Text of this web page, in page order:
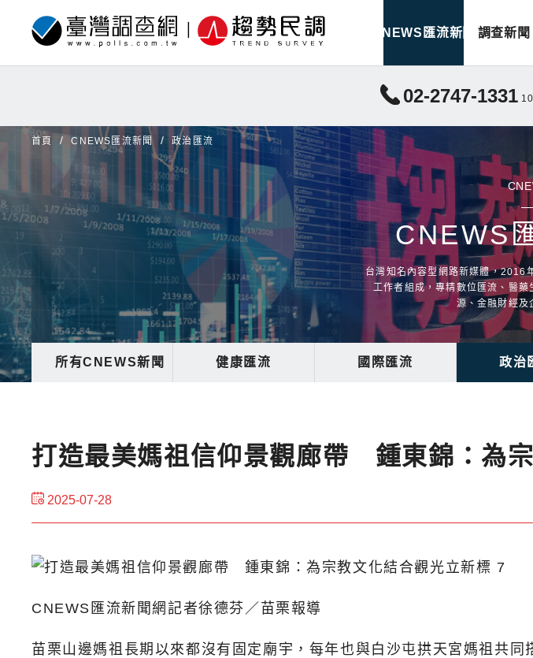
CNEWS匯流新聞 調查新聞
02-2747-1331
首頁 CNEWS匯流新聞 政治匯流
CNEWS
台灣知名內容型網路新媒體，2016
工作者組成，專精數位匯流、醫
源、金融財經及
所有CNEWS新聞 健康匯流 國際匯流 政治
打造最美媽祖信仰景觀廊帶 鍾東錦：為
2025-07-28
CNEWS匯流新聞網記者徐德芬／苗栗報導
苗栗山邊媽祖長期以來都沒有固定廟宇，每年也與白沙屯拱天宮媽祖共